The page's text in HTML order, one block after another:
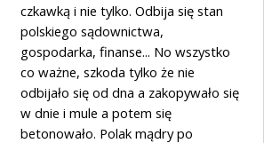
czkawką i nie tylko. Odbija się stan
polskiego sądownictwa,
gospodarka, finanse... No wszystko
co ważne, szkoda tylko że nie
odbijało się od dna a zakopywało się
w dnie i mule a potem się
betonowało. Polak mądry po